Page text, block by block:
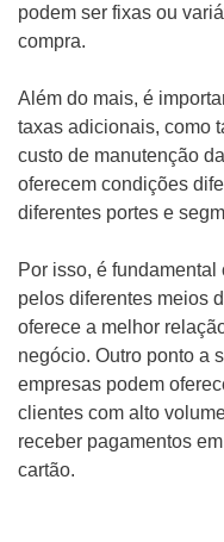
podem ser fixas ou
compra.
Além do mais, é
taxas adicionais, como
custo de manutenção
oferecem condições
diferentes portes e
Por isso, é
pelos diferentes meios
oferece a melhor
negócio. Outro ponto a
empresas podem
clientes com alto
receber pagamentos
cartão.